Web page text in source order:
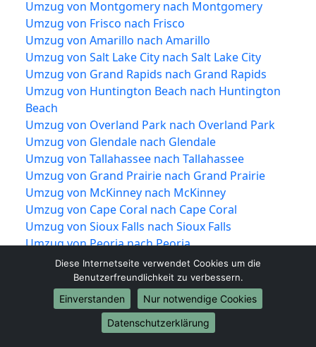
Umzug von Montgomery nach Montgomery
Umzug von Frisco nach Frisco
Umzug von Amarillo nach Amarillo
Umzug von Salt Lake City nach Salt Lake City
Umzug von Grand Rapids nach Grand Rapids
Umzug von Huntington Beach nach Huntington
Beach
Umzug von Overland Park nach Overland Park
Umzug von Glendale nach Glendale
Umzug von Tallahassee nach Tallahassee
Umzug von Grand Prairie nach Grand Prairie
Umzug von McKinney nach McKinney
Umzug von Cape Coral nach Cape Coral
Umzug von Sioux Falls nach Sioux Falls
Umzug von Peoria nach Peoria
Umzug von Providence nach Providence
Umzug von Vancouver nach Vancouver
Umzug von Knoxville nach Knoxville
Umzug von Akron nach Akron
Umzug von Shreveport nach Shreveport
Diese Internetseite verwendet Cookies um die
Benutzerfreundlichkeit zu verbessern.
Einverstanden
Nur notwendige Cookies
Datenschutzerklärung